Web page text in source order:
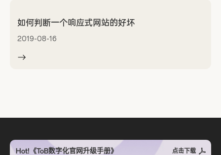
如何判断一个响应式网站的好坏
2019-08-16
Hot!《ToB数字化官网升级手册》 点击下载